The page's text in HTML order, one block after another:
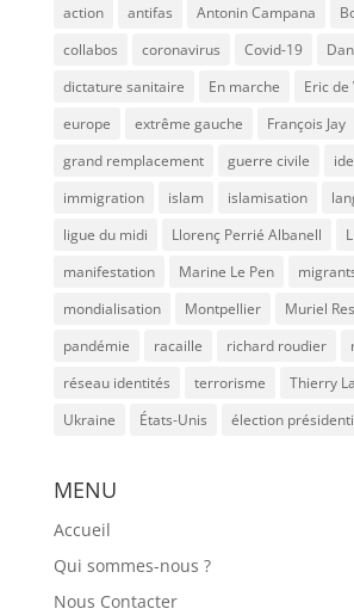
action antifas Antonin Campana
collabos
coronavirus Covid-19
dictature sanitaire
En marche
Eric
europe
extrême gauche François Jay
grand remplacement
guerre civile
immigration
islam islamisation
ligue du midi
Llorenç Perrié Albanell
manifestation
Marine Le Pen
mondialisation
Montpellier Muriel
pandémie
racaille richard roudier
réseau identités
terrorisme Thierry
Ukraine
États-Unis élection
MENU
Accueil
Qui sommes-nous ?
Nous Contacter